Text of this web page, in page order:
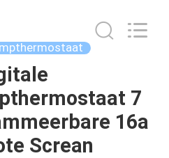
7
16a
Screan